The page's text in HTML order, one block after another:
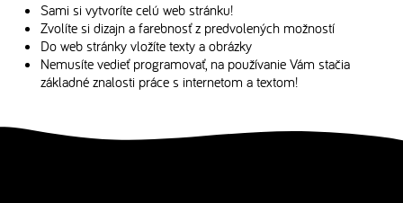
Sami si vytvoríte celú web stránku!
Zvolíte si dizajn a farebnosť z predvolených možností
Do web stránky vložíte texty a obrázky
Nemusíte vedieť programovať, na používanie Vám stačia
základné znalosti práce s internetom a textom!